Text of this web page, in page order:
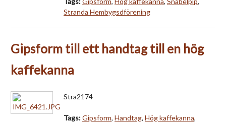
Stranda Hembygsdförening
Gipsform till ett handtag till en hög
kaffekanna
Stra2174
Tags:Gipsform, Handtag, Hög kaffekanna,